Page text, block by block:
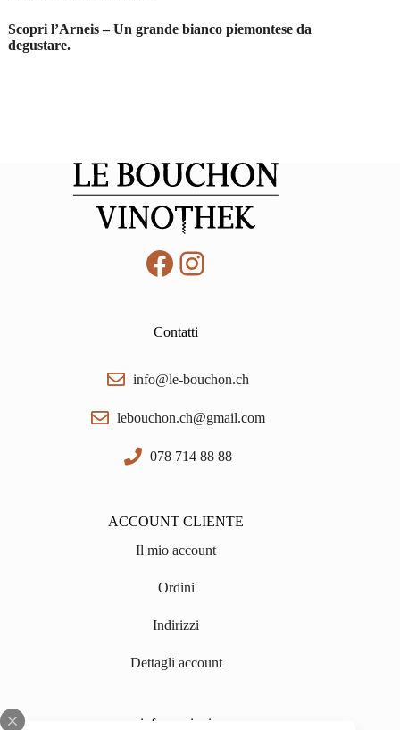
Scopri l’Arneis – Un grande bianco piemontese da
degustare.
Facebook
Instagram
Contatti
info@le-bouchon.ch
lebouchon.ch@gmail.com
078 714 88 88
ACCOUNT CLIENTE
Il mio account
Ordini
Indirizzi
Dettagli account
informazioni